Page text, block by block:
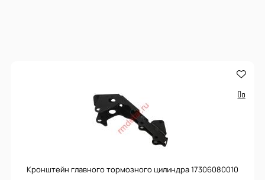
Кронштейн главного тормозного цилиндра 17306080010